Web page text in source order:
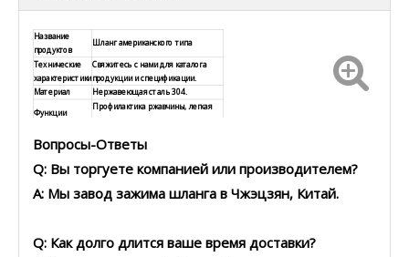
Название
продуктов
Шланг американского типа
Технические
характеристики
Свяжитесь с нами для каталога
продукции и спецификации.
Материал
Нержавеющая сталь 304.
Функции
Профилактика ржавчины, легкая
Заявление водоподготовка, автомобиль, еда
Вопросы-Ответы
Q: Вы торгуете компанией или производителем?
A: Мы завод зажима шланга в Чжэцзян, Китай.
Q: Как долго длится ваше время доставки?